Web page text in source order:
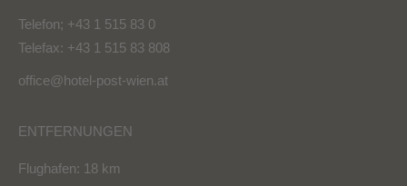
Telefon; +43 1 515 83 0
Telefax: +43 1 515 83 808
office@hotel-post-wien.at
ENTFERNUNGEN
Flughafen: 18 km